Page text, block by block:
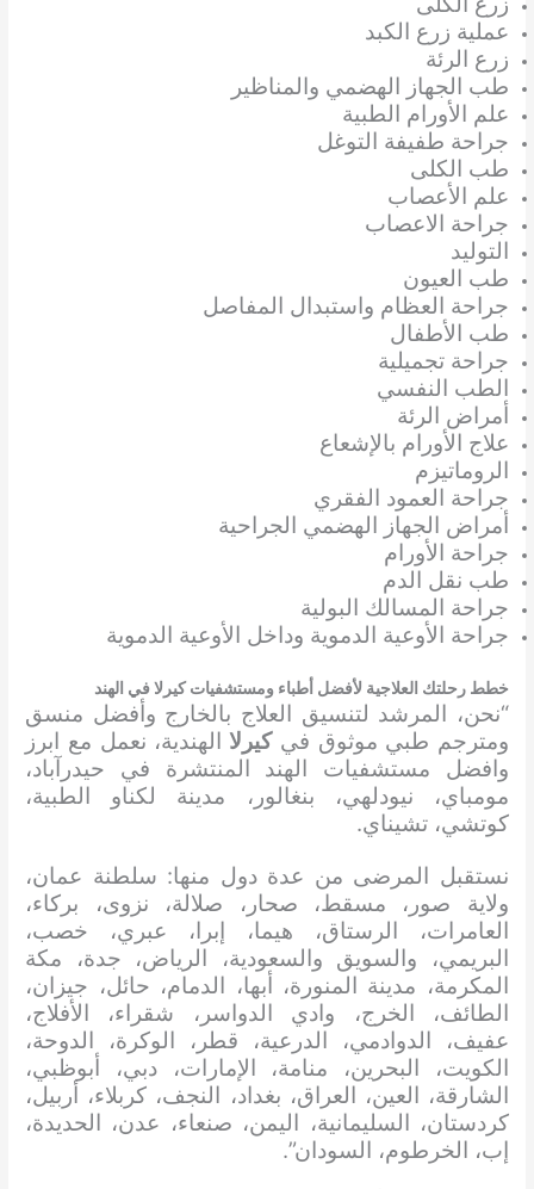
عملية زرع الكبد
زرع الرئة
طب الجهاز الهضمي والمناظير
علم الأورام الطبية
جراحة طفيفة التوغل
طب الكلى
علم الأعصاب
جراحة الاعصاب
التوليد
طب العيون
جراحة العظام واستبدال المفاصل
طب الأطفال
جراحة تجميلية
الطب النفسي
أمراض الرئة
علاج الأورام بالإشعاع
الروماتيزم
جراحة العمود الفقري
أمراض الجهاز الهضمي الجراحية
جراحة الأورام
طب نقل الدم
جراحة المسالك البولية
جراحة الأوعية الدموية وداخل الأوعية الدموية
خطط رحلتك العلاجية لأفضل أطباء ومستشفيات كيرلا في الهند
“نحن، المرشد لتنسيق العلاج بالخارج وأفضل منسق
ومترجم طبي موثوق في كيرلا الهندية، نعمل مع ابرز
وافضل مستشفيات الهند المنتشرة في حيدرآباد،
مومباي، نيودلهي، بنغالور، مدينة لكناو الطبية،
كوتشي، تشيناي.
نستقبل المرضى من عدة دول منها: سلطنة عمان،
ولاية صور، مسقط، صحار، صلالة، نزوى، بركاء،
العامرات، الرستاق، هيما، إبرا، عبري، خصب،
البريمي، والسويق والسعودية، الرياض، جدة، مكة
المكرمة، مدينة المنورة، أبها، الدمام، حائل، جيزان،
الطائف، الخرج، وادي الدواسر، شقراء، الأفلاج،
عفيف، الدوادمي، الدرعية، قطر، الوكرة، الدوحة،
الكويت، البحرين، منامة، الإمارات، دبي، أبوظبي،
الشارقة، العين، العراق، بغداد، النجف، كربلاء، أربيل،
كردستان، السليمانية، اليمن، صنعاء، عدن، الحديدة،
إب، الخرطوم، السودان”.